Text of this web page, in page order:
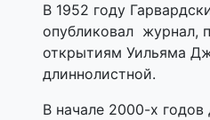
В 1952 году
опубликовал журнал,
открытиям Уильяма
длиннолистной.
В начале 2000-х годов